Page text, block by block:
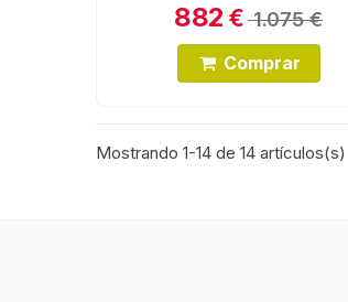
882 €1.075 €
Comprar
Mostrando 1-14 de 14 artículos(s)